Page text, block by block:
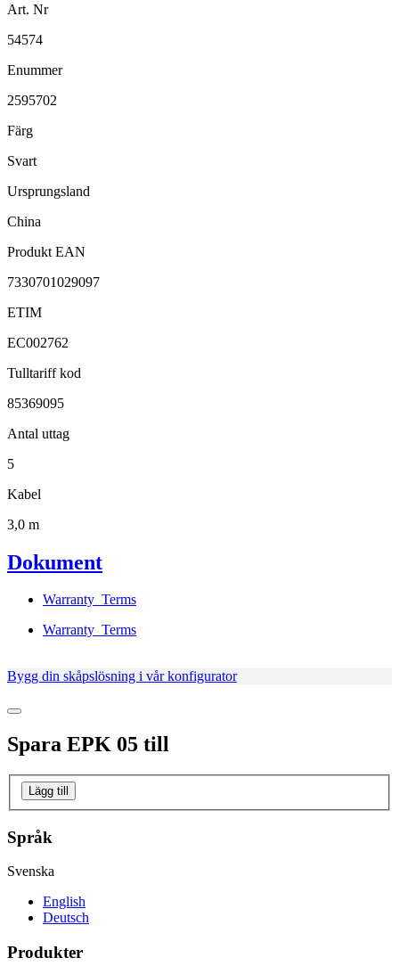
Art. Nr
54574
Enummer
2595702
Färg
Svart
Ursprungsland
China
Produkt EAN
7330701029097
ETIM
EC002762
Tulltariff kod
85369095
Antal uttag
5
Kabel
3,0 m
Dokument
Warranty_Terms
Warranty_Terms
Bygg din skåpslösning i vår konfigurator
Spara EPK 05 till
Lägg till
Språk
Svenska
English
Deutsch
Produkter